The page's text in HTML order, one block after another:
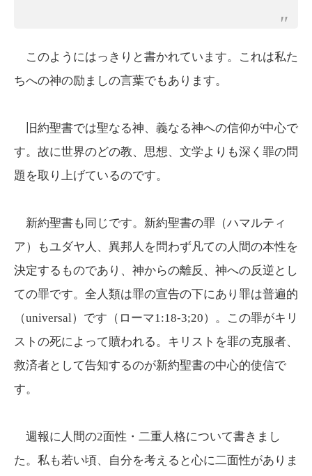
このようにはっきりと書かれています。これは私た
ちへの神の励ましの言葉でもあります。
旧約聖書では聖なる神、義なる神への信仰が中心で
す。故に世界のどの教、思想、文学よりも深く罪の問
題を取り上げているのです。
新約聖書も同じです。新約聖書の罪（ハマルティ
ア）もユダヤ人、異邦人を問わず凡ての人間の本性を
決定するものであり、神からの離反、神への反逆とし
ての罪です。全人類は罪の宣告の下にあり罪は普遍的
（universal）です（ローマ1:18-3;20）。この罪がキリ
ストの死によって贖われる。キリストを罪の克服者、
救済者として告知するのが新約聖書の中心的使信で
す。
週報に人間の2面性・二重人格について書きまし
た。私も若い頃、自分を考えると心に二面性がありま